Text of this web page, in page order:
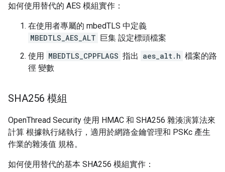
如何使用替代的 AES 模組實作：
在使用者專屬的 mbedTLS 中定義
MBEDTLS_AES_ALT 巨集 設定標頭檔案
使用 MBEDTLS_CPPFLAGS 指出 aes_alt.h 檔案的路
徑 變數
SHA256 模組
OpenThread Security 使用 HMAC 和 SHA256 雜湊演算法來
計算 根據執行緒執行，適用於網路金鑰管理和 PSKc 產生
作業的雜湊值 規格。
如何使用替代的基本 SHA256 模組實作：